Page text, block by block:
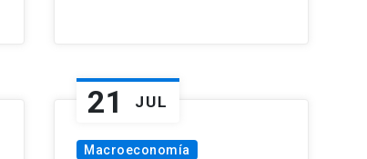
21 JUL
Macroeconomía